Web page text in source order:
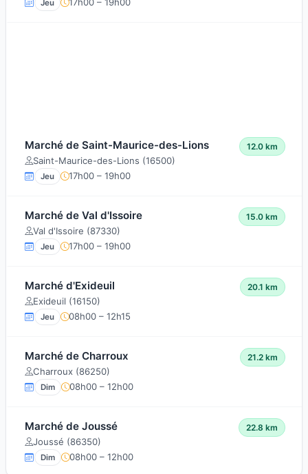
Jeu
Marché de Saint-Maurice-des-Lions
Saint-Maurice-des-Lions (16500)
12.0 km
Jeu 17h00 – 19h00
Marché de Val d'Issoire
Val d'Issoire (87330)
15.0 km
Jeu 17h00 – 19h00
Marché d'Exideuil
Exideuil (16150)
20.1 km
Jeu 08h00 – 12h15
Marché de Charroux
Charroux (86250)
21.2 km
Dim 08h00 – 12h00
Marché de Joussé
Joussé (86350)
22.8 km
Dim 08h00 – 12h00